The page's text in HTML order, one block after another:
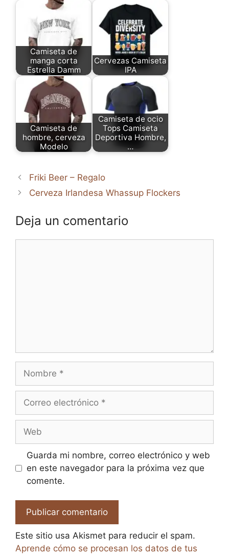
Camiseta de
manga corta
Estrella Damm
Cervezas Camiseta
IPA
Camiseta de
hombre, cerveza
Modelo
Camiseta de ocio
Tops Camiseta
Deportiva Hombre,
…
Friki Beer – Regalo
Cerveza Irlandesa Whassup Flockers
Deja un comentario
electrónico
Guarda mi nombre, correo electrónico y web
en este navegador para la próxima vez que
comente.
Este sitio usa Akismet para reducir el spam.
Aprende cómo se procesan los datos de tus